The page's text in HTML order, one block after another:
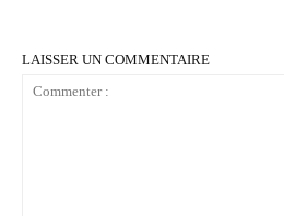
LAISSER UN COMMENTAIRE